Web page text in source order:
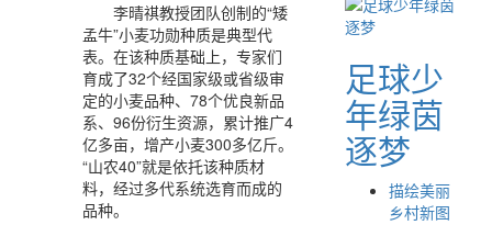
李晴祺教授团队创制的“矮
孟牛”小麦功勋种质是典型代
表。在该种质基础上，专家们
育成了32个经国家级或省级审
定的小麦品种、78个优良新品
系、96份衍生资源，累计推广4
亿多亩，增产小麦300多亿斤。
“山农40”就是依托该种质材
料，经过多代系统选育而成的
品种。
足球少
年绿茵
逐梦
描绘美丽
乡村新图